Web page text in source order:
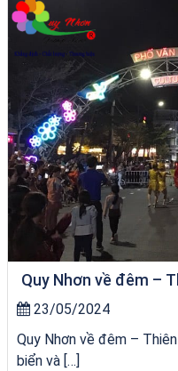
Quy Nhơn về đêm –
23/05/2024
Quy Nhơn về đêm –
biển và […]